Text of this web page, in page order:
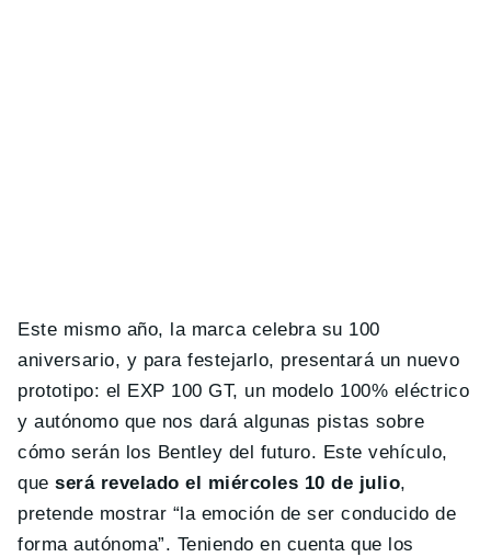
Este mismo año, la marca celebra su 100
aniversario, y para festejarlo, presentará un nuevo
prototipo: el EXP 100 GT, un modelo 100% eléctrico
y autónomo que nos dará algunas pistas sobre
cómo serán los Bentley del futuro. Este vehículo,
queserá revelado el miércoles 10 de julio,
pretende mostrar “la emoción de ser conducido de
forma autónoma”. Teniendo en cuenta que los